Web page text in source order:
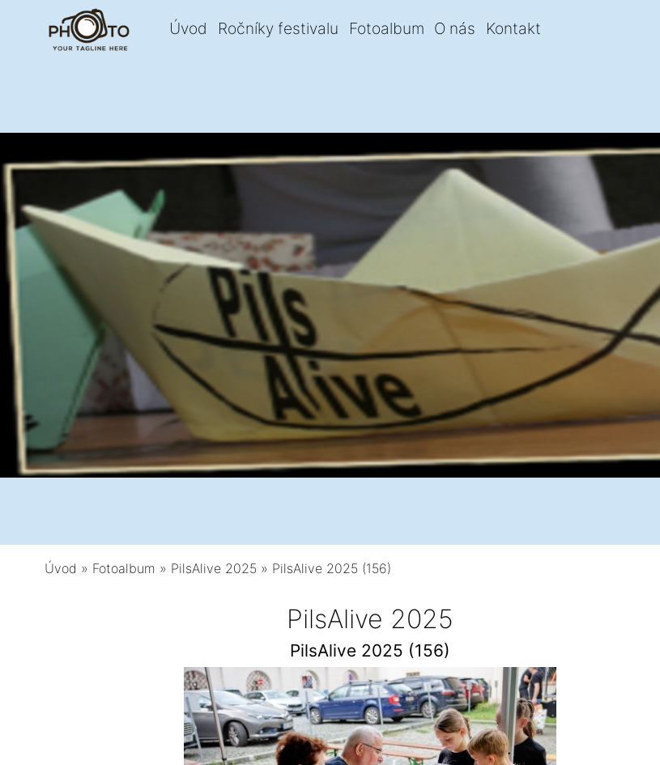
Úvod Ročníky festivalu Fotoalbum O nás Kontakt
Úvod » Fotoalbum » PilsAlive 2025 » PilsAlive 2025 (156)
PilsAlive 2025
PilsAlive 2025 (156)